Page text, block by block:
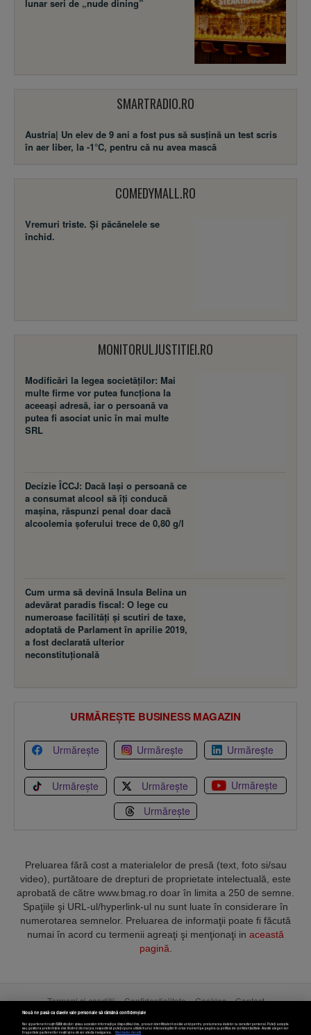
lunar seri de „nude dining”
SMARTRADIO.RO
Austria| Un elev de 9 ani a fost pus să susţină un test scris
în aer liber, la -1°C, pentru că nu avea mască
COMEDYMALL.RO
Vremuri triste. Şi păcănelele se
închid.
MONITORULJUSTITIEI.RO
Modificări la legea societăţilor: Mai
multe firme vor putea funcţiona la
aceeaşi adresă, iar o persoană va
putea fi asociat unic în mai multe
SRL
Decizie ÎCCJ: Dacă laşi o persoană ce
a consumat alcool să îţi conducă
maşina, răspunzi penal doar dacă
alcoolemia şoferului trece de 0,80 g/l
Cum urma să devină Insula Belina un
adevărat paradis fiscal: O lege cu
numeroase facilităţi şi scutiri de taxe,
adoptată de Parlament în aprilie 2019,
a fost declarată ulterior
neconstituţională
URMĂREȘTE BUSINESS MAGAZIN
Urmărește Urmărește Urmărește
Urmărește Urmărește
Urmărește
Urmărește
Preluarea fără cost a materialelor de presă (text, foto si/sau
video), purtătoare de drepturi de proprietate intelectuală, este
aprobată de către www.bmag.ro doar în limita a 250 de semne.
Spaţiile şi URL-ul/hyperlink-ul nu sunt luate în considerare în
numerotarea semnelor. Preluarea de informaţii poate fi făcută
numai în acord cu termenii agreaţi şi menţionaţi in această
pagină.
Termeni și condiții Confidențialitate Cookies Contact
Copyright © 2025 BUSINESSMEX S.A.
Nouă ne pasă ca datele tale personale să rămână confidențiale
Noi și partenerii noștri589stocăm și/sau accesăm informații pe dispozitivul dvs., precum identificatorii cookie unici pentru prelucrarea datelor cu caracter personal. Puteți accepta
sau gestiona preferințele dvs. făcând clic mai jos, respectiv vă puteți opune utilizării unui interes legitim în orice moment pe pagina cu politica de confidențialitate. Aceste alegeri vor
fi raportate partenerilor noștri și nu vă vor afecta navigarea.
Mai multe detalii